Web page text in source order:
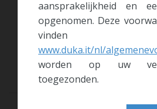
Steun:de verstelbare steun van
zijpanelen is stabiel en eenvoudig te
aansprakelijkheid en
opgenomen. Deze
www.duka.it/nl/
worden op uw
toegezonden.